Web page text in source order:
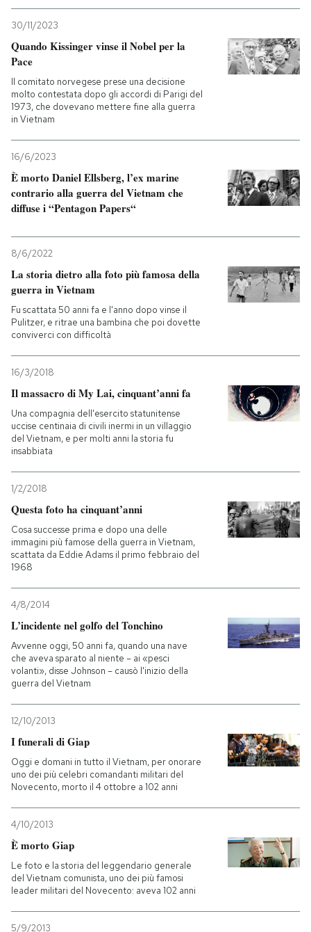
30/11/2023
Quando Kissinger vinse il Nobel per la
Pace
Il comitato norvegese prese una decisione
molto contestata dopo gli accordi di Parigi del
1973, che dovevano mettere fine alla guerra
in Vietnam
16/6/2023
È morto Daniel Ellsberg, l’ex marine
contrario alla guerra del Vietnam che
diffuse i “Pentagon Papers“
8/6/2022
La storia dietro alla foto più famosa della
guerra in Vietnam
Fu scattata 50 anni fa e l'anno dopo vinse il
Pulitzer, e ritrae una bambina che poi dovette
conviverci con difficoltà
16/3/2018
Il massacro di My Lai, cinquant’anni fa
Una compagnia dell'esercito statunitense
uccise centinaia di civili inermi in un villaggio
del Vietnam, e per molti anni la storia fu
insabbiata
1/2/2018
Questa foto ha cinquant’anni
Cosa successe prima e dopo una delle
immagini più famose della guerra in Vietnam,
scattata da Eddie Adams il primo febbraio del
1968
4/8/2014
L’incidente nel golfo del Tonchino
Avvenne oggi, 50 anni fa, quando una nave
che aveva sparato al niente – ai «pesci
volanti», disse Johnson – causò l'inizio della
guerra del Vietnam
12/10/2013
I funerali di Giap
Oggi e domani in tutto il Vietnam, per onorare
uno dei più celebri comandanti militari del
Novecento, morto il 4 ottobre a 102 anni
4/10/2013
È morto Giap
Le foto e la storia del leggendario generale
del Vietnam comunista, uno dei più famosi
leader militari del Novecento: aveva 102 anni
5/9/2013